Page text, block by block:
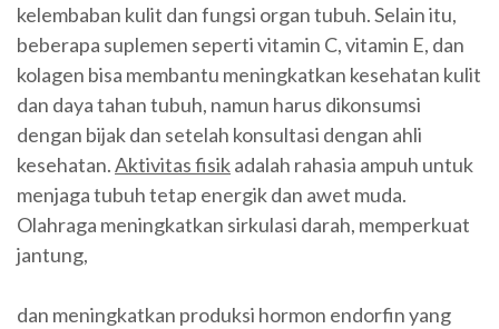
kelembaban kulit dan fungsi organ tubuh. Selain itu,
beberapa suplemen seperti vitamin C, vitamin E, dan
kolagen bisa membantu meningkatkan kesehatan kulit
dan daya tahan tubuh, namun harus dikonsumsi
dengan bijak dan setelah konsultasi dengan ahli
kesehatan.Aktivitas fisikadalah rahasia ampuh untuk
menjaga tubuh tetap energik dan awet muda.
Olahraga meningkatkan sirkulasi darah, memperkuat
jantung,
dan meningkatkan produksi hormon endorfin yang